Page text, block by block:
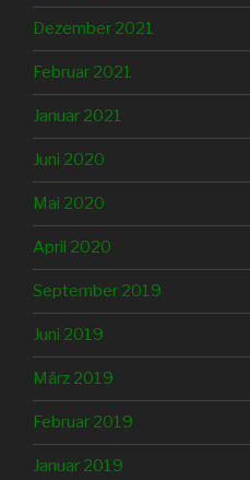
Dezember 2021
Februar 2021
Januar 2021
Juni 2020
Mai 2020
April 2020
September 2019
Juni 2019
März 2019
Februar 2019
Januar 2019